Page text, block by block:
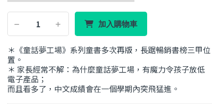
加入購物車
＊《童話夢工場》系列童書多次再版，長踞暢銷書榜三甲位
置。
＊ 家長經常不解：為什麼童話夢工場，有魔力令孩子放低
電子產品；
而且看多了，中文成績會在一個學期內突飛猛進。